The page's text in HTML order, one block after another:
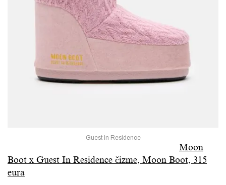
Guest In Residence
Moon
Boot x Guest In Residence čizme, Moon Boot, 315
eura